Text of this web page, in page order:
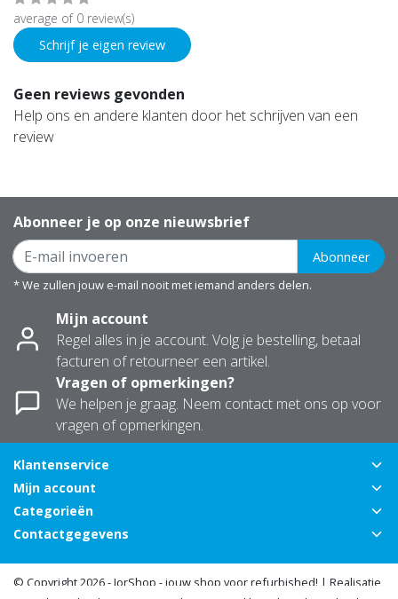
average of 0 review(s)
Schrijf je eigen review
Geen reviews gevonden
Help ons en andere klanten door het schrijven van een
review
Abonneer je op onze nieuwsbrief
Abonneer
* We zullen jouw e-mail nooit met iemand anders delen.
Mijn account
Regel alles in je account. Volg je bestelling, betaal
facturen of retourneer een artikel.
Vragen of opmerkingen?
We helpen je graag. Neem contact met ons op voor
vragen of opmerkingen.
Klantenservice
Mijn account
Categorieën
Contactgegevens
© Copyright 2026 - JorShop - jouw shop voor refurbished! | Realisatie